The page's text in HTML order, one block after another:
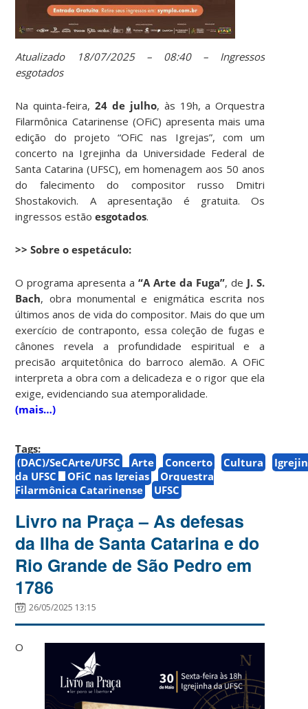
Atualizado 18/07/2025 – 08:40 – Ingressos
esgotados
Na quinta-feira,24 de julho, às 19h, a Orquestra
Filarmônica Catarinense (OFiC) apresenta mais uma
edição do projeto “OFiC nas Igrejas”, com um
concerto na Igrejinha da Universidade Federal de
Santa Catarina (UFSC), em homenagem aos 50 anos
do falecimento do compositor russo Dmitri
Shostakovich. A apresentação é gratuita. Os
ingressos estãoesgotados.
>> Sobre o espetáculo:
O programa apresenta a“A Arte da Fuga”, de J. S.
Bach, obra monumental e enigmática escrita nos
últimos anos de vida do compositor. Mais do que um
exercício de contraponto, essa coleção de fugas e
cânones revela a profundidade espiritual e a
precisão arquitetônica do barroco alemão. A OFiC
interpreta a obra com a delicadeza e o rigor que ela
exige, evidenciando sua atemporalidade.
(mais…)
Tags:
(DAC)/SeCArte/UFSC
Arte Concerto Cultura
da UFSC
OFiC nas Igrejas
Orquestra
Filarmônica Catarinense
UFSC
Livro na Praça – As defesas
da Ilha de Santa Catarina e do
Rio Grande de São Pedro em
1786
26/05/2025 13:15
O